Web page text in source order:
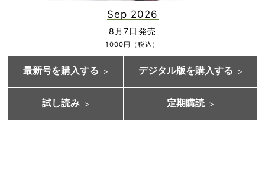
Sep 2026
8月7日発売
1000円（税込）
最新号を購入する デジタル版を購入する
試し読み 定期購読